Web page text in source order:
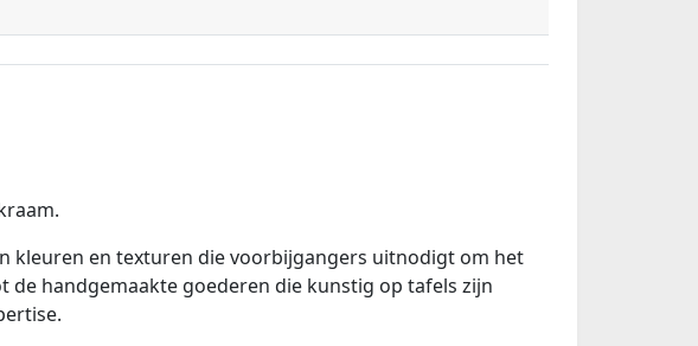
kleuren en texturen die voorbijgangers uitnodigt om het
handgemaakte goederen die kunstig op tafels zijn